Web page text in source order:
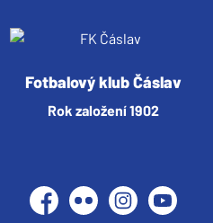
Fotbalový klub Čáslav
Rok založení 1902
Facebook
Flickr InstagramYouTube